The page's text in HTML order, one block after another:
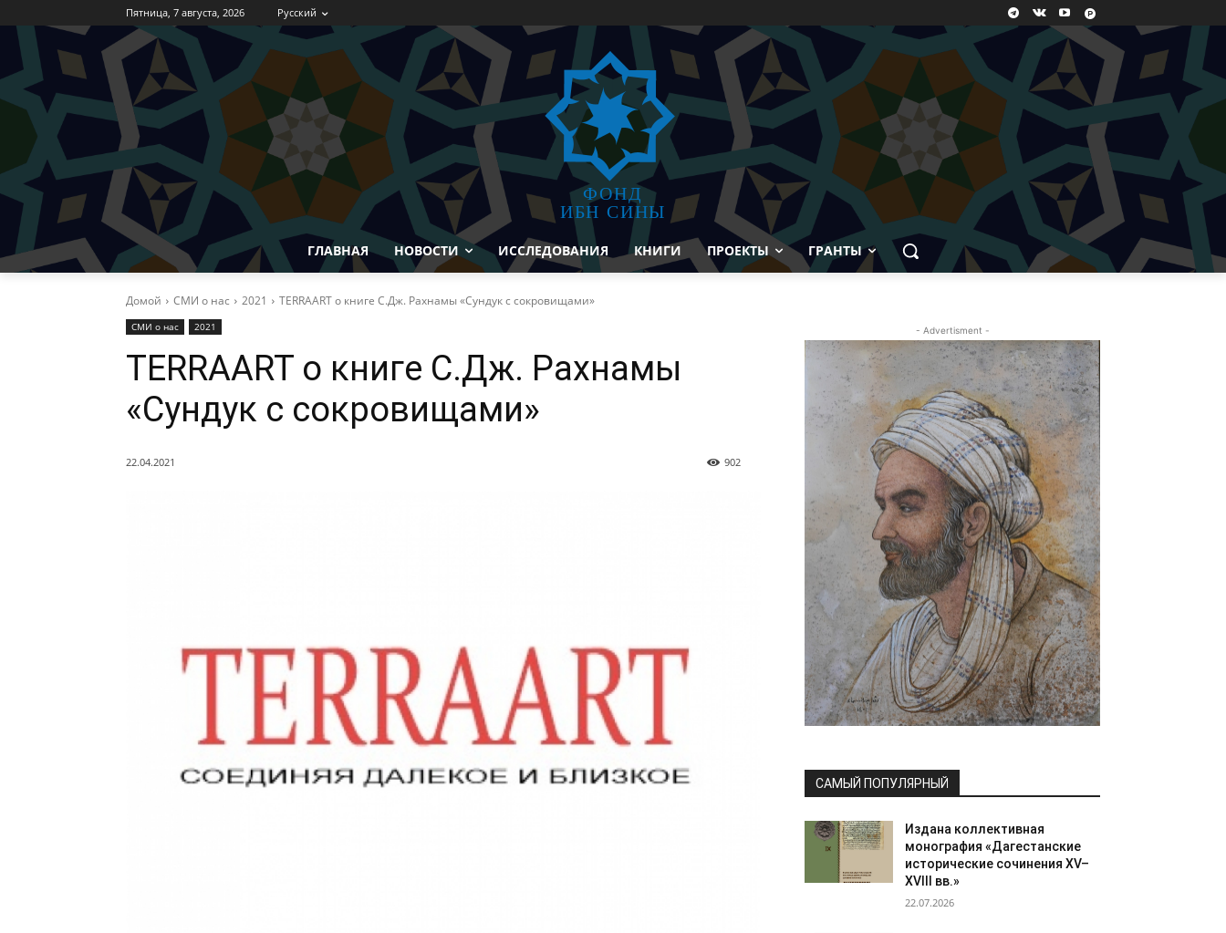
Пятница, 7 августа, 2026 Русский
ФОНД
ИБН СИНЫ
ГЛАВНАЯ НОВОСТИ ИССЛЕДОВАНИЯ КНИГИ ПРОЕКТЫ ГРАНТЫ
Домой СМИ о нас 2021 TERRAART о книге С.Дж. Рахнамы «Сундук с сокровищами»
СМИ о нас 2021
TERRAART о книге С.Дж. Рахнамы
«Сундук с сокровищами»
22.04.2021 902
- Advertisment -
САМЫЙ ПОПУЛЯРНЫЙ
Издана коллективная
монография «Дагестанские
исторические сочинения XV–
XVIII вв.»
22.07.2026